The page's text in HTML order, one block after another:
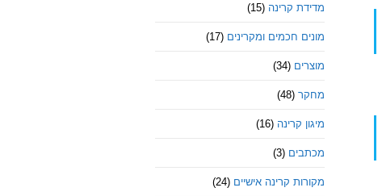
מדידת קרינה (15)
מונים חכמים ומקרינים (17)
מוצרים (34)
מחקר (48)
מיגון קרינה (16)
מכתבים (3)
מקורות קרינה אישיים (24)